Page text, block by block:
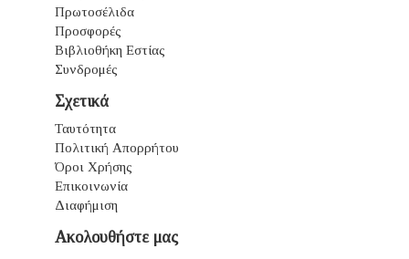
Πρωτοσέλιδα
Προσφορές
Βιβλιοθήκη Εστίας
Συνδρομές
Σχετικά
Ταυτότητα
Πολιτική Απορρήτου
Όροι Χρήσης
Επικοινωνία
Διαφήμιση
Ακολουθήστε μας